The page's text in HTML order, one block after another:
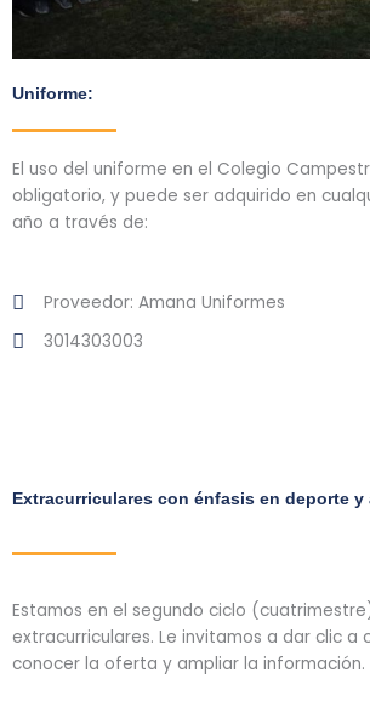
Uniforme:
El uso del uniforme en el Colegio
obligatorio, y puede ser adquirido en
año a través de:
Proveedor: Amana Uniformes
3014303003
Extracurriculares con énfasis en deporte y
Estamos en el segundo ciclo
extracurriculares. Le invitamos a dar clic a
conocer la oferta y ampliar la información.